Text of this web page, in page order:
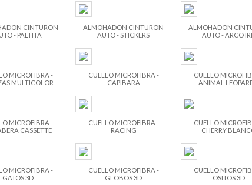
CINTURON
- PALTITA
ALMOHADON CINTURON
AUTO - STICKERS
ALMOHADON
AUTO - ARCO
MICROFIBRA -
MULTICOLOR
CUELLO MICROFIBRA -
CAPIBARA
CUELLO
ANIMAL
MICROFIBRA -
CASSETTE
CUELLO MICROFIBRA -
RACING
CUELLO
CHERRY
MICROFIBRA -
GATOS 3D
CUELLO MICROFIBRA -
GLOBOS 3D
CUELLO
OSITOS 3D